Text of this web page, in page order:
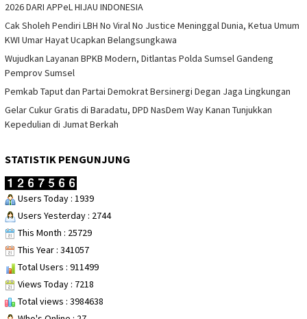
2026 DARI APPeL HIJAU INDONESIA
Cak Sholeh Pendiri LBH No Viral No Justice Meninggal Dunia, Ketua Umum
KWI Umar Hayat Ucapkan Belangsungkawa
Wujudkan Layanan BPKB Modern, Ditlantas Polda Sumsel Gandeng
Pemprov Sumsel
Pemkab Taput dan Partai Demokrat Bersinergi Degan Jaga Lingkungan
Gelar Cukur Gratis di Baradatu, DPD NasDem Way Kanan Tunjukkan
Kepedulian di Jumat Berkah
STATISTIK PENGUNJUNG
Users Today : 1939
Users Yesterday : 2744
This Month : 25729
This Year : 341057
Total Users : 911499
Views Today : 7218
Total views : 3984638